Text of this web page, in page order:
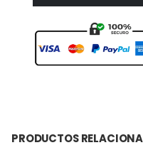
PRODUCTOS